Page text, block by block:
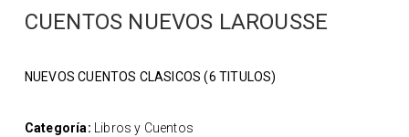
CUENTOS NUEVOS LAROUSSE
NUEVOS CUENTOS CLASICOS (6 TITULOS)
Categoría:
Libros y Cuentos